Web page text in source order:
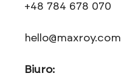
+48 784 678 070
hello@maxroy.com
Biuro: